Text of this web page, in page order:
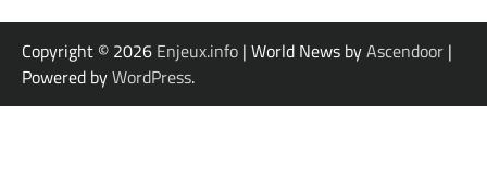
Copyright © 2026 Enjeux.info | World News byAscendoor |
Powered byWordPress.